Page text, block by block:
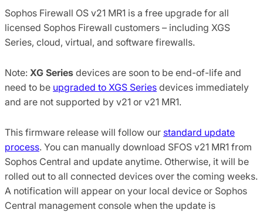
Sophos Firewall OS v21 MR1 is a free upgrade for all
licensed Sophos Firewall customers – including XGS
Series, cloud, virtual, and software firewalls.
Note: XG Series devices are soon to be end-of-life and
need to be upgraded to XGS Series devices immediately
and are not supported by v21 or v21 MR1.
This firmware release will follow our standard update
process. You can manually download SFOS v21 MR1 from
Sophos Central and update anytime. Otherwise, it will be
rolled out to all connected devices over the coming weeks.
A notification will appear on your local device or Sophos
Central management console when the update is